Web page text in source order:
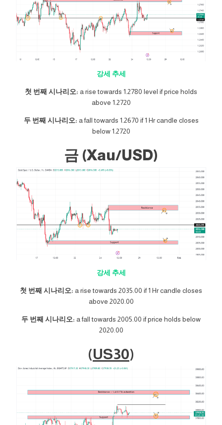
강세 추세
첫 번째 시나리오: a rise towards 1.2780 level if price holds
above 1.2720
두 번째 시나리오: a fall towards 1.2670 if 1 Hr candle closes
below 1.2720
금 (Xau/USD)
강세 추세
첫 번째 시나리오: a rise towards 2035.00 if 1 Hr candle closes
above 2020.00
두 번째 시나리오: a fall towards 2005.00 if price holds below
2020.00
(US30)